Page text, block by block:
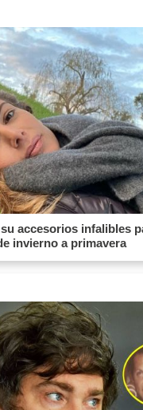
accesorios infalibles
invierno a primavera